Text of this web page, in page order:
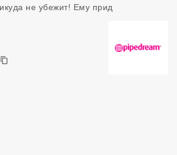
не убежит! Ему прид